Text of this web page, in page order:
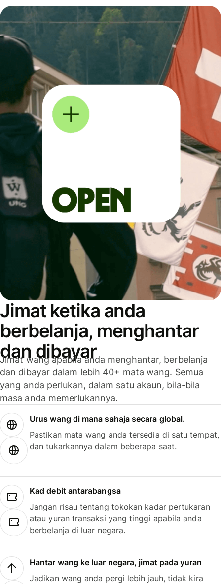
Jimat ketika anda
berbelanja, menghantar
dan dibayar
Jimat wang apabila anda menghantar, berbelanja
dan dibayar dalam lebih 40+ mata wang. Semua
yang anda perlukan, dalam satu akaun, bila-bila
masa anda memerlukannya.
Urus wang di mana sahaja secara global.
Pastikan mata wang anda tersedia di satu tempat,
dan tukarkannya dalam beberapa saat.
Kad debit antarabangsa
Jangan risau tentang tokokan kadar pertukaran
atau yuran transaksi yang tinggi apabila anda
berbelanja di luar negara.
Hantar wang ke luar negara, jimat pada yuran
Jadikan wang anda pergi lebih jauh, tidak kira